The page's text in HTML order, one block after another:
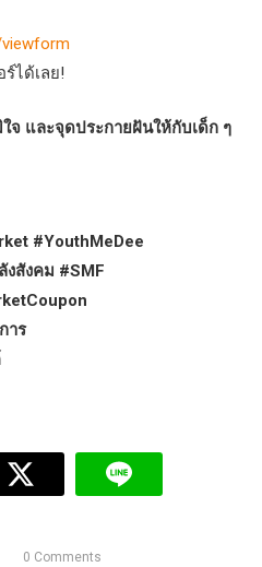
ได้เลย!
จ และจุดประกายฝันให้กับเด็ก ๆ
#YouthMeDee
สังคม #SMF
าร
0 Comments